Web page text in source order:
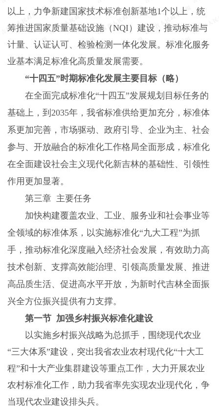
以上，力争新建国家技术标准创新基地1个以上，统
筹推进国家质量基础设施（NQI）建设，推动标准与
计量、认证认可、检验检测一体化发展。标准化服务
业基本满足标准化高质量发展需要。
“十四五”时期标准化发展主要目标（略）
在全面完成标准化“十四五”发展规划目标任务的
基础上，到2035年，我省标准供给更加充分，标准体
系更加完善，市场驱动、政府引导、企业为主、社会
参与、开放融合的标准化工作格局全面形成，标准化
在全面建设社会主义现代化新吉林的基础性、引领性
作用更加显著。
第三章 主要任务
加快构建覆盖农业、工业、服务业和社会事业等
全领域的标准体系，以实施标准化“九大工程”为抓
手，推动标准化深度融入经济社会发展，有效助力高
技术创新、支撑高效能治理、引领高质量发展、推进
高品质生活、促进高水平开放，为新时代吉林全面振
兴全方位振兴提供有力支撑。
第一节 加强乡村振兴标准化建设
以实施乡村振兴战略为总抓手，围绕现代农业
“三大体系”建设，突出我省农业农村现代化“十大工
程”和十大产业集群建设等重点工作，大力开展农业
农村标准化工作，助力我省率先实现农业现代化，争
当现代农业建设排头兵。